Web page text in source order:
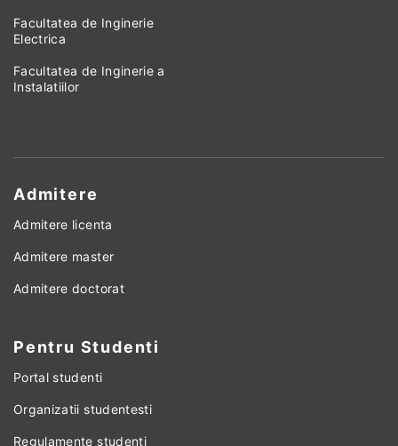
Facultatea de Inginerie
Electrica
Facultatea de Inginerie a
Instalatiilor
Admitere
Admitere licenta
Admitere master
Admitere doctorat
Pentru Studenti
Portal studenti
Organizatii studentesti
Regulamente studenti